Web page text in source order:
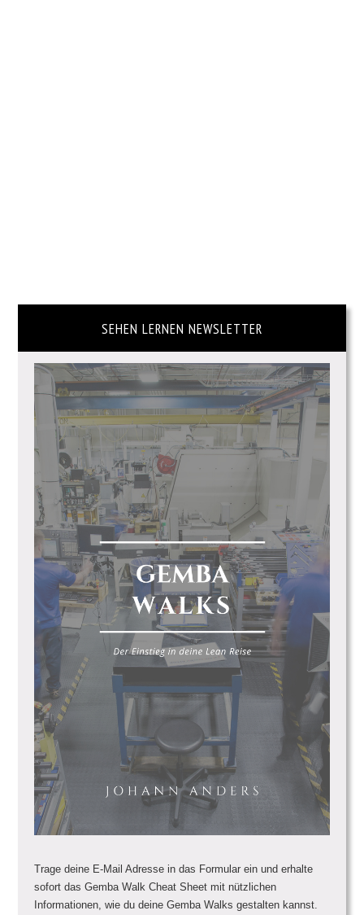
SEHEN LERNEN NEWSLETTER
Trage deine E-Mail Adresse in das Formular ein und erhalte
sofort das Gemba Walk Cheat Sheet mit nützlichen
Informationen, wie du deine Gemba Walks gestalten kannst.